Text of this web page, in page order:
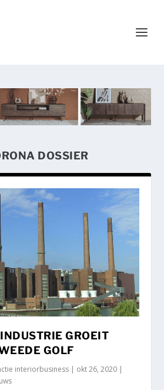
DOSSIER
GROEIT
GOLF
interiorbusiness | okt 26, 2020 |